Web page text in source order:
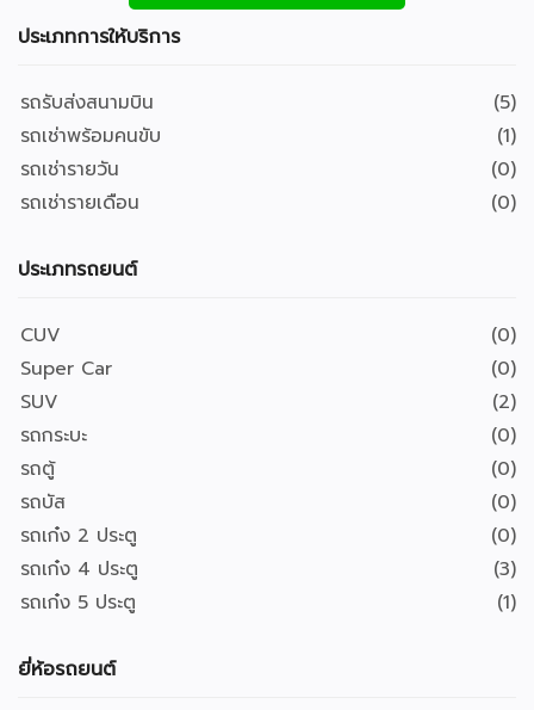
ประเภทการให้บริการ
รถรับส่งสนามบิน
(5)
รถเช่าพร้อมคนขับ
(1)
รถเช่ารายวัน
(0)
รถเช่ารายเดือน
(0)
ประเภทรถยนต์
CUV
(0)
Super Car
(0)
SUV
(2)
รถกระบะ
(0)
รถตู้
(0)
รถบัส
(0)
รถเก๋ง 2 ประตู
(0)
รถเก๋ง 4 ประตู
(3)
รถเก๋ง 5 ประตู
(1)
ยี่ห้อรถยนต์